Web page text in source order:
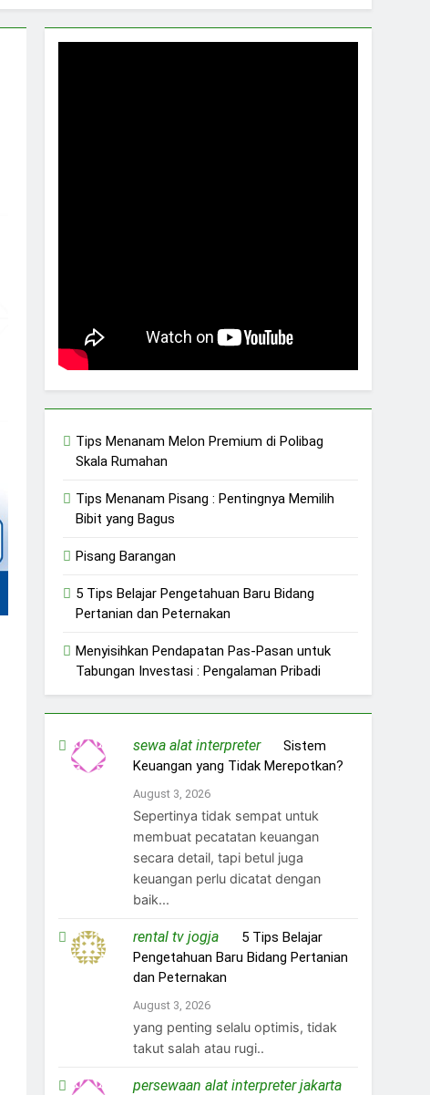
Tips Menanam Melon Premium di Polibag
Skala Rumahan
Tips Menanam Pisang : Pentingnya Memilih
Bibit yang Bagus
Pisang Barangan
5 Tips Belajar Pengetahuan Baru Bidang
Pertanian dan Peternakan
Menyisihkan Pendapatan Pas-Pasan untuk
Tabungan Investasi : Pengalaman Pribadi
sewa alat interpreteron Sistem
Keuangan yang Tidak Merepotkan?
August 3, 2026
Sepertinya tidak sempat untuk
membuat pecatatan keuangan
secara detail, tapi betul juga
keuangan perlu dicatat dengan
baik...
rental tv jogjaon 5 Tips Belajar
Pengetahuan Baru Bidang Pertanian
dan Peternakan
August 3, 2026
yang penting selalu optimis, tidak
takut salah atau rugi..
persewaan alat interpreter jakarta